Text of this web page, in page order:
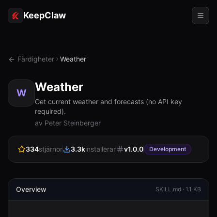
KeepClaw
Tokenåtkomst
Användningsfall
Priser
RESURSER
Dokumentation
Färdigheter Weather
W Weather
Get current weather and forecasts (no API key
required).
av Peter Steinberger
334stjärnor 3.3kinstallerar v1.0.0 Development
Overview SKILL.md · 1.1 KB